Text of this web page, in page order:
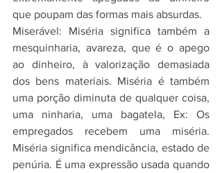
que poupam das formas mais absurdas.
Miserável: Miséria significa também a
mesquinharia, avareza, que é o apego
ao dinheiro, à valorização demasiada
dos bens materiais. Miséria é também
uma porção diminuta de qualquer coisa,
uma ninharia, uma bagatela, Ex: Os
empregados recebem uma miséria.
Miséria significa mendicância, estado de
penúria. É uma expressão usada quando